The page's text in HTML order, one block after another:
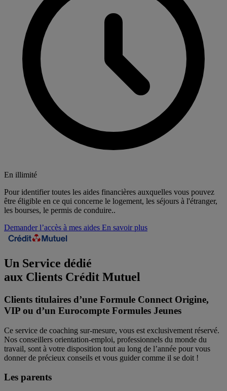
En illimité
Pour identifier toutes les aides financières auxquelles vous pouvez
être éligible en ce qui concerne le logement, les séjours à l'étranger,
les bourses, le permis de conduire..
Demander l’accès à mes aides En savoir plus
Un Service dédié
aux Clients Crédit Mutuel
Clients titulaires d’une Formule Connect Origine,
VIP ou d’un Eurocompte Formules Jeunes
Ce service de coaching sur-mesure, vous est exclusivement réservé.
Nos conseillers orientation-emploi, professionnels du monde du
travail, sont à votre disposition tout au long de l’année pour vous
donner de précieux conseils et vous guider comme il se doit !
Les parents